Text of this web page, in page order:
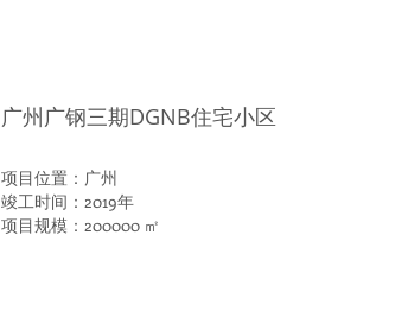
广州广钢三期DGNB住宅小区
项目位置：广州
竣工时间：2019年
项目规模：200000 ㎡